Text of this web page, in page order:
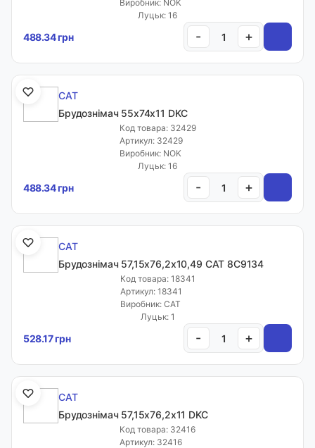
Виробник: NOK
Луцьк: 16
488.34 грн - +
CAT
Брудознімач 55х74х11 DKC
Код товара: 32429
Артикул: 32429
Виробник: NOK
Луцьк: 16
488.34 грн - +
CAT
Брудознімач 57,15х76,2х10,49 CAT 8C9134
Код товара: 18341
Артикул: 18341
Виробник: CAT
Луцьк: 1
528.17 грн - +
CAT
Брудознімач 57,15х76,2х11 DKC
Код товара: 32416
Артикул: 32416